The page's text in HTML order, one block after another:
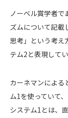
ノーベル賞学者で
ズムについて記載
思考」という考え
テム2と表現してい
カーネマンによる
ム1を使っていて
システム1とは、